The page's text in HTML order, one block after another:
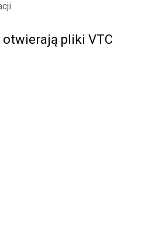
otwierają pliki VTC